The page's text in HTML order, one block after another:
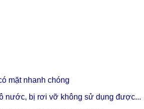
mặt nhanh chóng
nước, bị rơi vỡ không sử dụng được...